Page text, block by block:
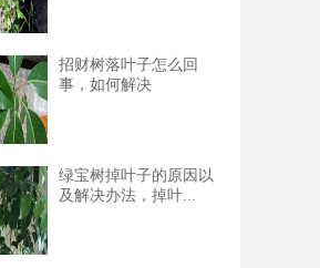
招财树落叶子怎么回
事，如何解决
绿宝树掉叶子的原因以
及解决办法，掉叶...